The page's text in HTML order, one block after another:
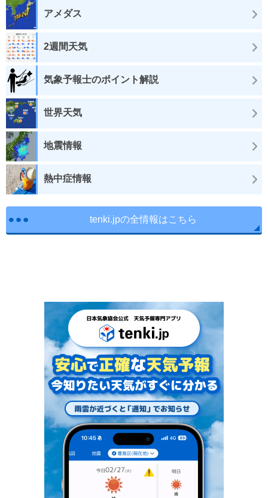
アメダス
2週間天気
気象予報士のポイント解説
世界天気
地震情報
熱中症情報
tenki.jpの全情報はこちら